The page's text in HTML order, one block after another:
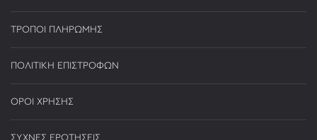
ΤΡΟΠΟΙ ΠΛΗΡΩΜΗΣ
ΠΟΛΙΤΙΚΗ ΕΠΙΣΤΡΟΦΩΝ
ΟΡΟΙ ΧΡΗΣΗΣ